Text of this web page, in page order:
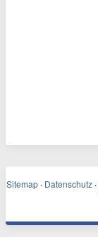
Sitemap · Datenschutz ·